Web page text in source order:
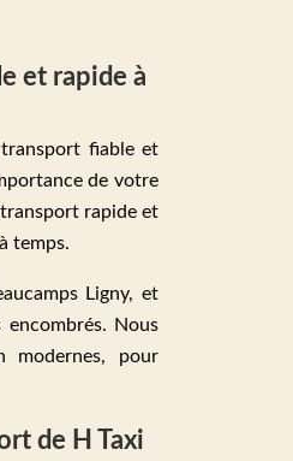
et rapide à
fiable et
de votre
rapide et
temps.
Ligny, et
Nous
modernes, pour
de H Taxi